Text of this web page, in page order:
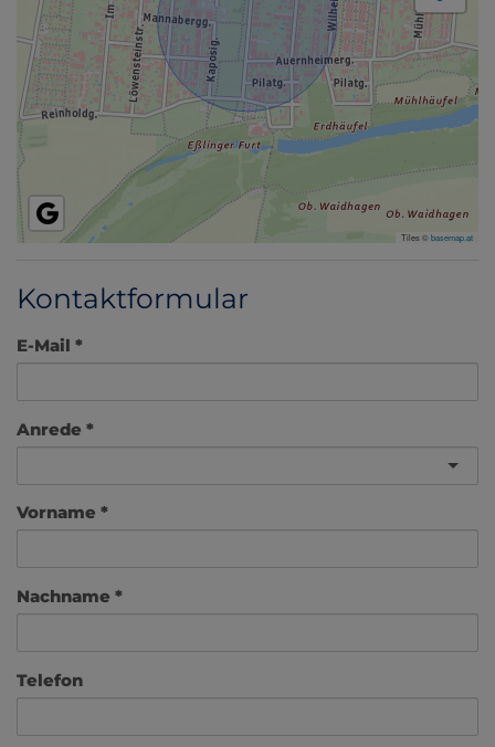
Tiles ©basemap.at
Kontaktformular
E-Mail
Anrede
Vorname
Nachname
Telefon